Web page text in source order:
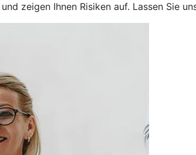
zeigen Ihnen Risiken auf. Lassen Sie